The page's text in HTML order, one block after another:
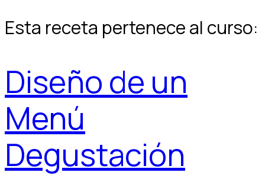
Esta receta pertenece al curso:
Diseño de un
Menú
Degustación